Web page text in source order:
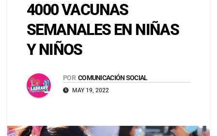
4000 VACUNAS
SEMANALES EN NIÑAS
Y NIÑOS
POR COMUNICACIÓN SOCIAL
MAY 19, 2022